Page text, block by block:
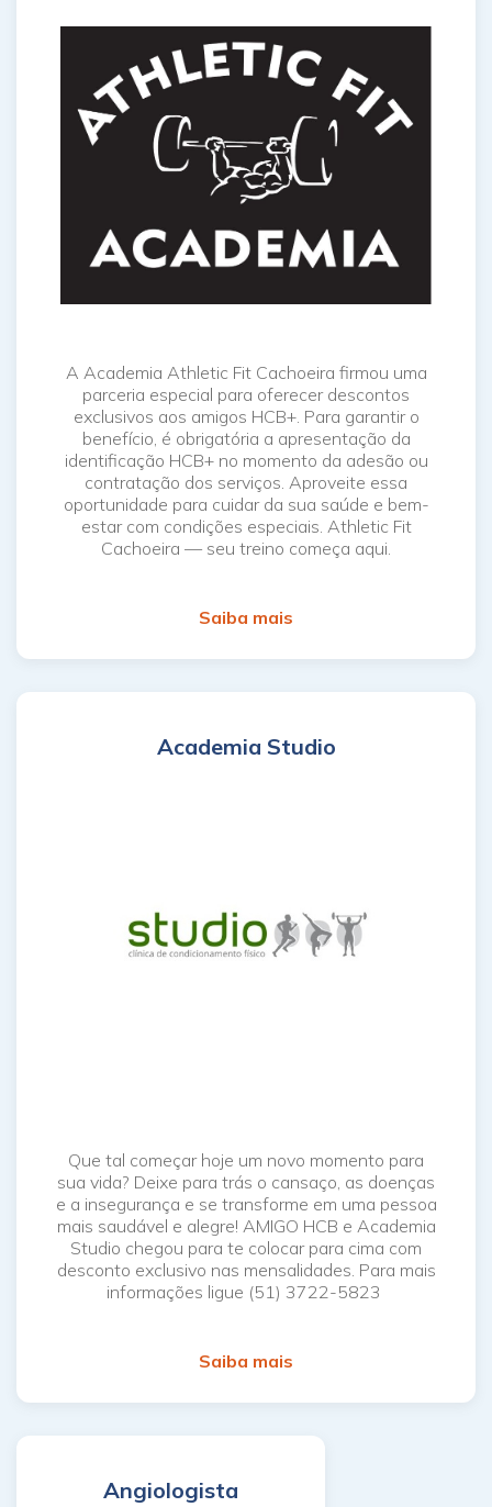
A Academia Athletic Fit Cachoeira firmou uma
parceria especial para oferecer descontos
exclusivos aos amigos HCB+. Para garantir o
benefício, é obrigatória a apresentação da
identificação HCB+ no momento da adesão ou
contratação dos serviços. Aproveite essa
oportunidade para cuidar da sua saúde e bem-
estar com condições especiais. Athletic Fit
Cachoeira — seu treino começa aqui.
Saiba mais
Academia Studio
Que tal começar hoje um novo momento para
sua vida? Deixe para trás o cansaço, as doenças
e a insegurança e se transforme em uma pessoa
mais saudável e alegre! AMIGO HCB e Academia
Studio chegou para te colocar para cima com
desconto exclusivo nas mensalidades. Para mais
informações ligue (51) 3722-5823
Saiba mais
Angiologista